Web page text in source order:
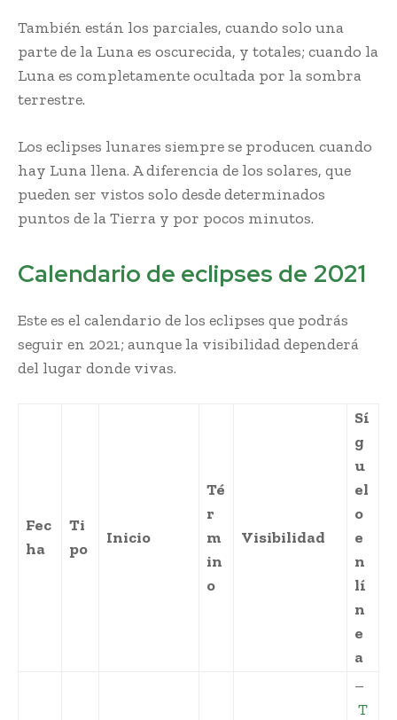
También están los parciales, cuando solo una
parte de la Luna es oscurecida, y totales; cuando la
Luna es completamente ocultada por la sombra
terrestre.
Los eclipses lunares siempre se producen cuando
hay Luna llena. A diferencia de los solares, que
pueden ser vistos solo desde determinados
puntos de la Tierra y por pocos minutos.
Calendario de eclipses de 2021
Este es el calendario de los eclipses que podrás
seguir en 2021; aunque la visibilidad dependerá
del lugar donde vivas.
Fec
ha
Ti
po
Inicio
Té
r
m
in
o
Visibilidad
Sí
g
u
el
o
e
n
lí
n
e
a
–
T